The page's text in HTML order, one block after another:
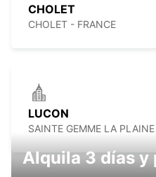
CHOLET
CHOLET - FRANCE
LUCON
SAINTE GEMME LA
Alquila 3 días y